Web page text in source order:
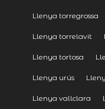
Llenya torregrossa
Llenya torrelavit
Llenya tortosa
Llenya urús
Llenya vallclara